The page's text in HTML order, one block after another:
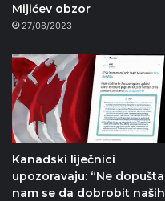
Mijićev obzor
27/08/2023
Kanadski liječnici
upozoravaju: “Ne dopušta
nam se da dobrobit naših